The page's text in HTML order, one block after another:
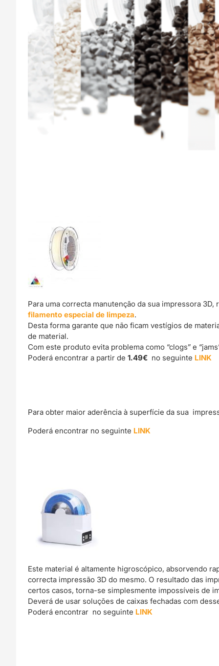
Para uma correcta manutenção da sua impressora
filamento especial de limpeza.
Desta forma garante que não ficam vestígios de
de material.
Com este produto evita problema como “clogs” e
Poderá encontrar a partir de1.49€ no seguinte LINK
Para obter maior aderência à superfície da sua
Poderá encontrar no seguinte LINK
Este material é altamente higroscópico, absorvendo
correcta impressão 3D do mesmo. O resultado das
certos casos, torna-se simplesmente impossíveis de
Deverá de usar soluções de caixas fechadas com
Poderá encontrar no seguinte LINK